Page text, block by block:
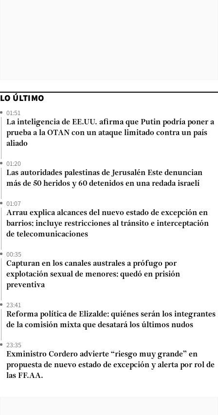
LO ÚLTIMO
01:51
La inteligencia de EE.UU. afirma que Putin podría poner a
prueba a la OTAN con un ataque limitado contra un país
aliado
01:20
Las autoridades palestinas de Jerusalén Este denuncian
más de 50 heridos y 60 detenidos en una redada israelí
01:07
Arrau explica alcances del nuevo estado de excepción en
barrios: incluye restricciones al tránsito e interceptación
de telecomunicaciones
00:35
Capturan en los canales australes a prófugo por
explotación sexual de menores: quedó en prisión
preventiva
23:41
Reforma política de Elizalde: quiénes serán los integrantes
de la comisión mixta que desatará los últimos nudos
23:35
Exministro Cordero advierte “riesgo muy grande” en
propuesta de nuevo estado de excepción y alerta por rol de
las FF.AA.